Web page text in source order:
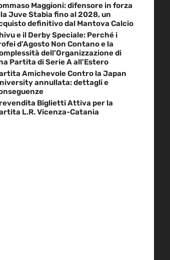
Maggioni: difensore in forza
Juve Stabia fino al 2028, un
definitivo dal Mantova Calcio
e il Derby Speciale: Perché i
d’Agosto Non Contano e la
dell’Organizzazione di
Partita di Serie A all’Estero
Amichevole Contro la Japan
annullata: dettagli e
Biglietti Attiva per la
L.R. Vicenza-Catania